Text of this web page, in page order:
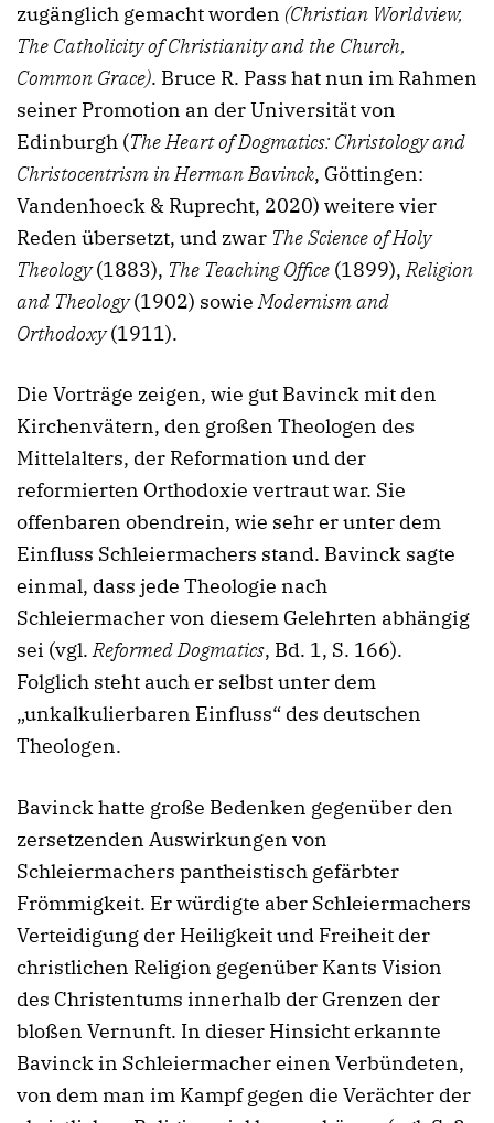
zugänglich gemacht worden (Christian Worldview,
The Catholicity of Christianity and the Church,
Common Grace). Bruce R. Pass hat nun im Rahmen
seiner Promotion an der Universität von
Edinburgh (The Heart of Dogmatics: Christology and
Christocentrism in Herman Bavinck, Göttingen:
Vandenhoeck & Ruprecht, 2020) weitere vier
Reden übersetzt, und zwar The Science of Holy
Theology(1883), The Teaching Office (1899),Religion
and Theology(1902) sowieModernism and
Orthodoxy(1911).
Die Vorträge zeigen, wie gut Bavinck mit den
Kirchenvätern, den großen Theologen des
Mittelalters, der Reformation und der
reformierten Orthodoxie vertraut war. Sie
offenbaren obendrein, wie sehr er unter dem
Einfluss Schleiermachers stand. Bavinck sagte
einmal, dass jede Theologie nach
Schleiermacher von diesem Gelehrten abhängig
sei (vgl.Reformed Dogmatics, Bd. 1, S. 166).
Folglich steht auch er selbst unter dem
„unkalkulierbaren Einfluss“ des deutschen
Theologen.
Bavinck hatte große Bedenken gegenüber den
zersetzenden Auswirkungen von
Schleiermachers pantheistisch gefärbter
Frömmigkeit. Er würdigte aber Schleiermachers
Verteidigung der Heiligkeit und Freiheit der
christlichen Religion gegenüber Kants Vision
des Christentums innerhalb der Grenzen der
bloßen Vernunft. In dieser Hinsicht erkannte
Bavinck in Schleiermacher einen Verbündeten,
von dem man im Kampf gegen die Verächter der